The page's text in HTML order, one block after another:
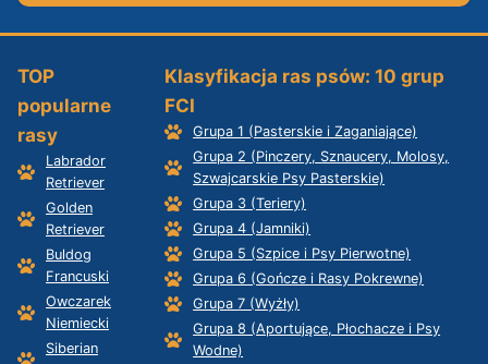
TOP
popularne
rasy
Labrador
Retriever
Golden
Retriever
Buldog
Francuski
Owczarek
Niemiecki
Siberian
Klasyfikacja ras psów: 10 grup
FCI
Grupa 1 (Pasterskie i Zaganiające)
Grupa 2 (Pinczery, Sznaucery, Molosy,
Szwajcarskie Psy Pasterskie)
Grupa 3 (Teriery)
Grupa 4 (Jamniki)
Grupa 5 (Szpice i Psy Pierwotne)
Grupa 6 (Gończe i Rasy Pokrewne)
Grupa 7 (Wyżły)
Grupa 8 (Aportujące, Płochacze i Psy
Wodne)